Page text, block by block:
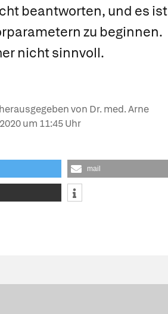
beantworten, und es ist
zu beginnen.
nicht sinnvoll.
von Dr. med. Arne
um 11:45 Uhr
mail